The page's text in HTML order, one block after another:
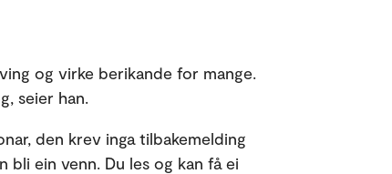
og virke berikande for mange.
seier han.
den krev inga tilbakemelding
bli ein venn. Du les og kan få ei